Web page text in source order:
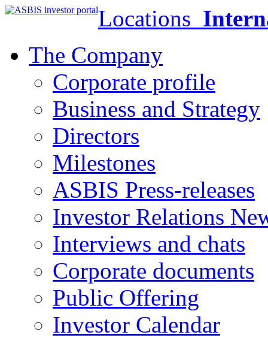
Locations
The Company
Corporate profile
Business and Strategy
Directors
Milestones
ASBIS Press-releases
Investor Relations
Interviews and chats
Corporate documents
Public Offering
Investor Calendar